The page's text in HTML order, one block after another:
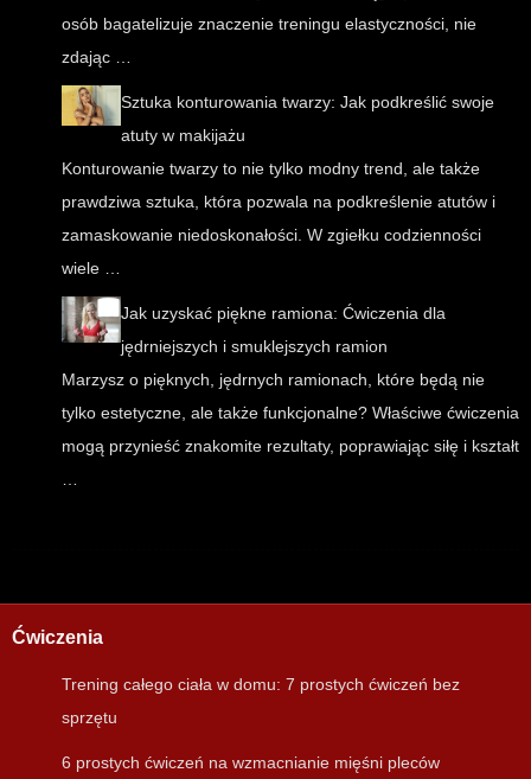
osób bagatelizuje znaczenie treningu elastyczności, nie
zdając …
Sztuka konturowania twarzy: Jak podkreślić swoje
atuty w makijażu
Konturowanie twarzy to nie tylko modny trend, ale także
prawdziwa sztuka, która pozwala na podkreślenie atutów i
zamaskowanie niedoskonałości. W zgiełku codzienności
wiele …
Jak uzyskać piękne ramiona: Ćwiczenia dla
jędrniejszych i smuklejszych ramion
Marzysz o pięknych, jędrnych ramionach, które będą nie
tylko estetyczne, ale także funkcjonalne? Właściwe ćwiczenia
mogą przynieść znakomite rezultaty, poprawiając siłę i kształt
…
Ćwiczenia
Trening całego ciała w domu: 7 prostych ćwiczeń bez
sprzętu
6 prostych ćwiczeń na wzmacnianie mięśni pleców